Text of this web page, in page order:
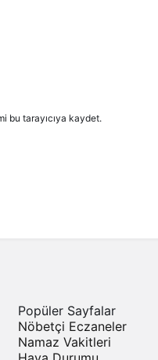
bu tarayıcıya kaydet.
Popüler Sayfalar
Nöbetçi Eczaneler
Namaz Vakitleri